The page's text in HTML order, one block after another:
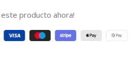
este producto ahora!